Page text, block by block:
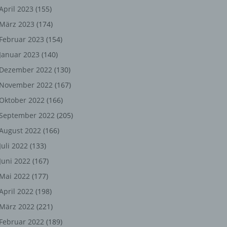
2023 (155)
März 2023 (174)
Februar 2023 (154)
Januar 2023 (140)
Dezember 2022 (130)
November 2022 (167)
Oktober 2022 (166)
September 2022 (205)
2022 (166)
Juli 2022 (133)
Juni 2022 (167)
Mai 2022 (177)
2022 (198)
März 2022 (221)
Februar 2022 (189)
oder